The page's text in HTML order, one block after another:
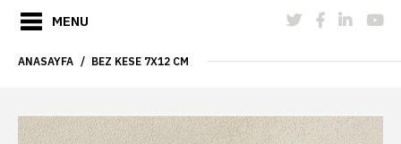
MENU
ANASAYFA BEZ KESE 7X12 CM